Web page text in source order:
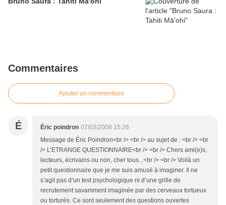
Commentaires
Ajouter un commentaire
É Éric poindron 07/03/2008 15:26
Message de Éric Poindron<br /> <br /> au sujet de : <br /> <br
/> L’ETRANGE QUESTIONNAIRE<br /> <br /> Chers ami(e)s,
lecteurs, écrivains ou non, cher tous...<br /> <br /> Voilà un
petit questionnaire que je me suis amusé à imaginer. Il ne
s’agit pas d’un test psychologique ni d’une grille de
recrutement savamment imaginée par des cerveaux tortueux
ou torturés. Ce sont seulement des questions ouvertes